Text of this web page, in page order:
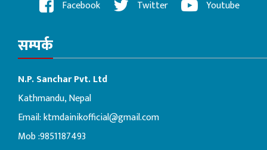
Facebook Twitter Youtube
सम्पर्क
N.P. Sanchar Pvt. Ltd
Kathmandu, Nepal
Email:ktmdainikofficial@gmail.com
Mob :9851187493